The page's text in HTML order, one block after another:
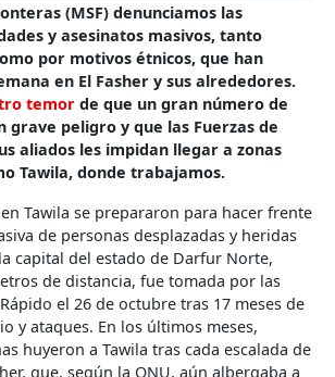
(MSF) denunciamos las
y asesinatos masivos, tanto
por motivos étnicos, que han
en El Fasher y sus alrededores.
temor de que un gran número de
grave peligro y que las Fuerzas de
aliados les impidan llegar a zonas
Tawila, donde trabajamos.
Tawila se prepararon para hacer frente
de personas desplazadas y heridas
capital del estado de Darfur Norte,
de distancia, fue tomada por las
el 26 de octubre tras 17 meses de
y ataques. En los últimos meses,
huyeron a Tawila tras cada escalada de
que, según la ONU, aún albergaba a